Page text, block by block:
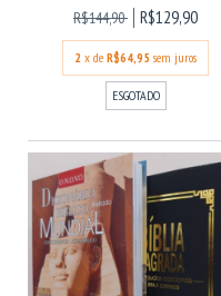
R$144,90
R$129,90
2 x de R$64,95 sem juros
ESGOTADO